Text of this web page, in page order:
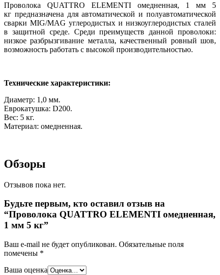
Проволока QUATTRO ELEMENTI омедненная, 1 мм 5
кг предназначена для автоматической и полуавтоматической
сварки MIG/MAG углеродистых и низкоуглеродистых сталей
в защитной среде. Среди преимуществ данной проволоки:
низкое разбрызгивание металла, качественный ровный шов,
возможность работать с высокой производительностью.
Технические характеристики:
Диаметр: 1,0 мм.
Еврокатушка: D200.
Вес: 5 кг.
Материал: омедненная.
Обзоры
Отзывов пока нет.
Будьте первым, кто оставил отзыв на
“Проволока QUATTRO ELEMENTI омедненная,
1 мм 5 кг”
Ваш e-mail не будет опубликован. Обязательные поля
помечены *
Ваша оценка